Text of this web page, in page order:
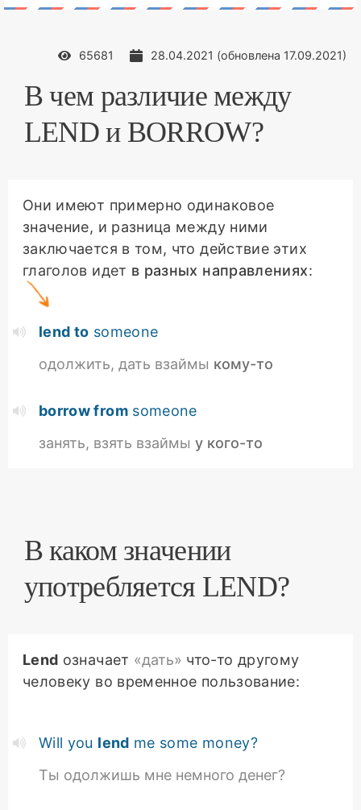
65681 28.04.2021 (обновлена 17.09.2021)
В чем различие между
LEND и BORROW?
Они имеют примерно одинаковое
значение, и разница между ними
заключается в том, что действие этих
глаголов идет в разных направлениях:
lend to someone
одолжить, дать взаймы кому-то
borrow fromsomeone
занять, взять взаймы у кого-то
В каком значении
употребляется LEND?
Lend означает «дать» что-то другому
человеку во временное пользование:
Will you lend me some money?
Ты одолжишь мне немного денег?